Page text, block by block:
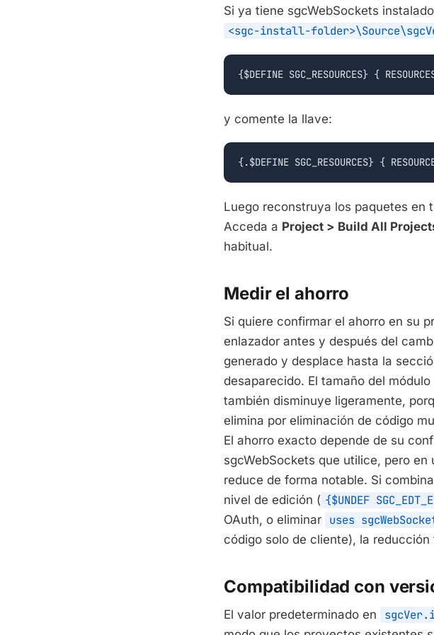
Si ya tiene sgcWebSockets
<sgc-install-
{$DEFINE SGC_RESOURCES} {
y comente la llave:
{.$DEFINE SGC_RESOURCES} {
Luego reconstruya los paquetes en
Acceda a Project > Build All
habitual.
Medir el ahorro
Si quiere confirmar el ahorro en su
enlazador antes y después del
generado y desplace hasta la
desaparecido. El tamaño del módulo
también disminuye ligeramente,
elimina por eliminación de código
El ahorro exacto depende de su
sgcWebSockets que utilice, pero
reduce de forma notable. Si
nivel de edición ( {$UNDEF
OAuth, o eliminar uses
código solo de cliente), la
Compatibilidad con
El valor predeterminado en